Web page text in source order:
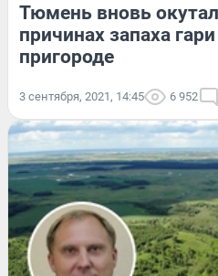
Тюмень вновь
причинах запаха
пригороде
3 сентября, 2021, 14:45 6 952